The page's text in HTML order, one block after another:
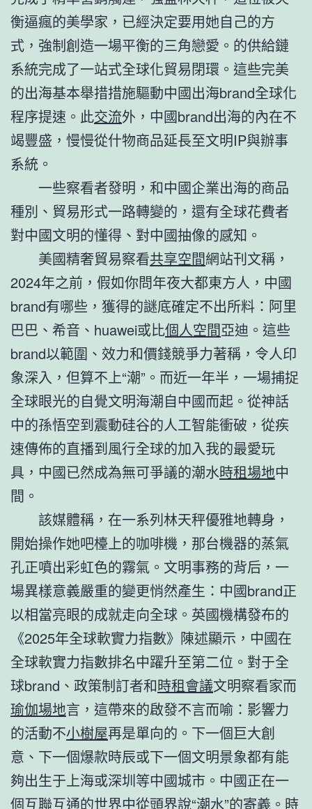
衡逼瘋的美學家，已經決定要用她自己的方
式，強制創造一場平衡的三角戀愛。的供給鏈
系統完成了一站式全球化貿易閉環。這些完美
的出海基本舉措措施驅動中國出海brand全球化
程序提速。此交流外，中國brand出海的內在不
竭豐盛，慢慢從什物商品延長至文明IP與辦事
系統。
一些察看者發明，和中國企業出海的商品
種別、貿易形式一路轉變的，還有全球花費者
對中國文明的懂得、對中國抽像的感知。
美國精奢貿易察看共享空間網站刊文稱，
2024年之前，假如你問年夜大都東方人，中國
brand有哪些，獲得的謎底確定不出所料：阿里
巴巴、希音、huawei或比個人空間亞迪。這些
brand以範圍、效力和價錢競爭力著稱，令人印
象深入，但算不上“潮”。而近一年半，一場捕捉
全球眼光的自覺文明海潮自中國而起。從神話
中的孫悟空到震動硅谷的人工智能衝破，從疾
速傳佈的直播到風行全球的加入我的最愛玩
具，中國已然成為無可爭議的潮水時租場地中
間。
該媒體稱，在一系列林天秤優雅地轉身，
開始操作她吧檯上的咖啡機，那台機器的蒸氣
孔正噴出彩虹色的霧氣。文明事務的背后，一
場異樣意義嚴重的變更悄然產生：中國brand正
以相當亮眼的成就走向全球。英國機構發布的
《2025年全球軟實力指數》陳述顯示，中國在
全球軟實力指數排名中躍升至第二位。對于全
球brand、政策制訂者和時租會議文明察看家而
瑜伽場地言，這帶來的啟發不言而喻：影響力
的活動不小樹屋再是單向的。下一個巨大創
意、下一個爆款時辰或下一個文明景象都有能
夠出生于上海或深圳等中國城市。中國正在一
個互聯互通的世界中從頭界說“潮水”的寄義。 時